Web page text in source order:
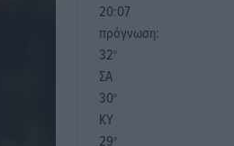
20:07
πρόγνωση:
32°
ΣΑ
30°
ΚΥ
29°